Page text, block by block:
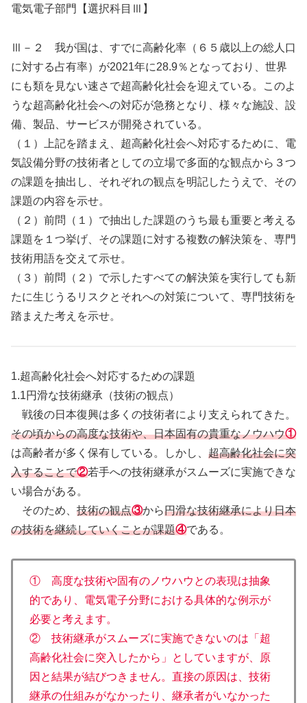
電気電子部門【選択科目Ⅲ】
Ⅲ－２ 我が国は、すでに高齢化率（６５歳以上の総人口
に対する占有率）が2021年に28.9％となっており、世界
にも類を見ない速さで超高齢化社会を迎えている。このよ
うな超高齢化社会への対応が急務となり、様々な施設、設
備、製品、サービスが開発されている。
（１）上記を踏まえ、超高齢化社会へ対応するために、電
気設備分野の技術者としての立場で多面的な観点から３つ
の課題を抽出し、それぞれの観点を明記したうえで、その
課題の内容を示せ。
（２）前問（１）で抽出した課題のうち最も重要と考える
課題を１つ挙げ、その課題に対する複数の解決策を、専門
技術用語を交えて示せ。
（３）前問（２）で示したすべての解決策を実行しても新
たに生じうるリスクとそれへの対策について、専門技術を
踏まえた考えを示せ。
1.超高齢化社会へ対応するための課題
1.1円滑な技術継承（技術の観点）
戦後の日本復興は多くの技術者により支えられてきた。
その頃からの高度な技術や、日本固有の貴重なノウハウ①
は高齢者が多く保有している。しかし、 超高齢化社会に突
入することで②若手への技術継承がスムーズに実施できな
い場合がある。
そのため、 技術の観点③から円滑な技術継承により日本
の技術を継続していくことが課題④である。
① 高度な技術や固有のノウハウとの表現は抽象
的であり、電気電子分野における具体的な例示が
必要と考えます。
② 技術継承がスムーズに実施できないのは「超
高齢化社会に突入したから」としていますが、原
因と結果が結びつきません。直接の原因は、技術
継承の仕組みがなかったり、継承者がいなかった